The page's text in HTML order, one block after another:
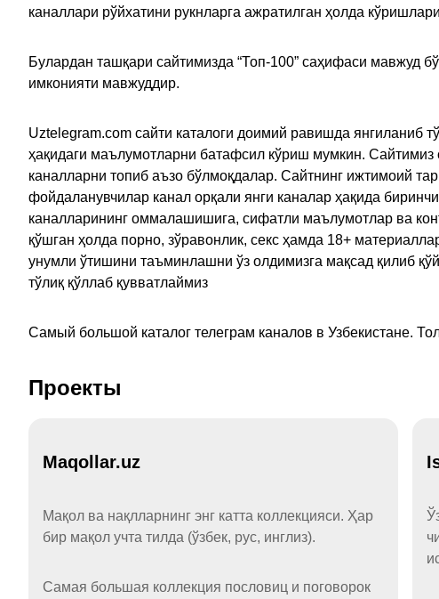
каналлари рўйхатини рукнларга ажратилган ҳолда
Булардан ташқари сайтимизда “Топ-100” саҳифаси мавжуд
имконияти мавжуддир.
Uztelegram.com сайти каталоги доимий равишда янгиланиб
ҳақидаги маълумотларни батафсил кўриш мумкин. Сайтимиз
каналларни топиб аъзо бўлмоқдалар. Сайтнинг ижтимоий
фойдаланувчилар канал орқали янги каналар ҳақида
каналларининг оммалашишига, сифатли маълумотлар ва
қўшган ҳолда порно, зўравонлик, секс ҳамда 18+
унумли ўтишини таъминлашни ўз олдимизга мақсад қилиб
тўлиқ қўллаб қувватлаймиз
Самый большой каталог телеграм каналов в Узбекистане.
Проекты
Maqollar.uz
Мақол ва нақлларнинг энг катта коллекцияси. Ҳар
бир мақол учта тилда (ўзбек, рус, инглиз).
Самая большая коллекция пословиц и поговорок